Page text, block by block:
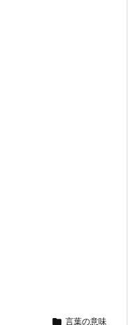
 言葉の意味